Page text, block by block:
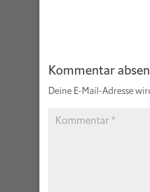
Kommentar
Deine E-Mail-Adresse